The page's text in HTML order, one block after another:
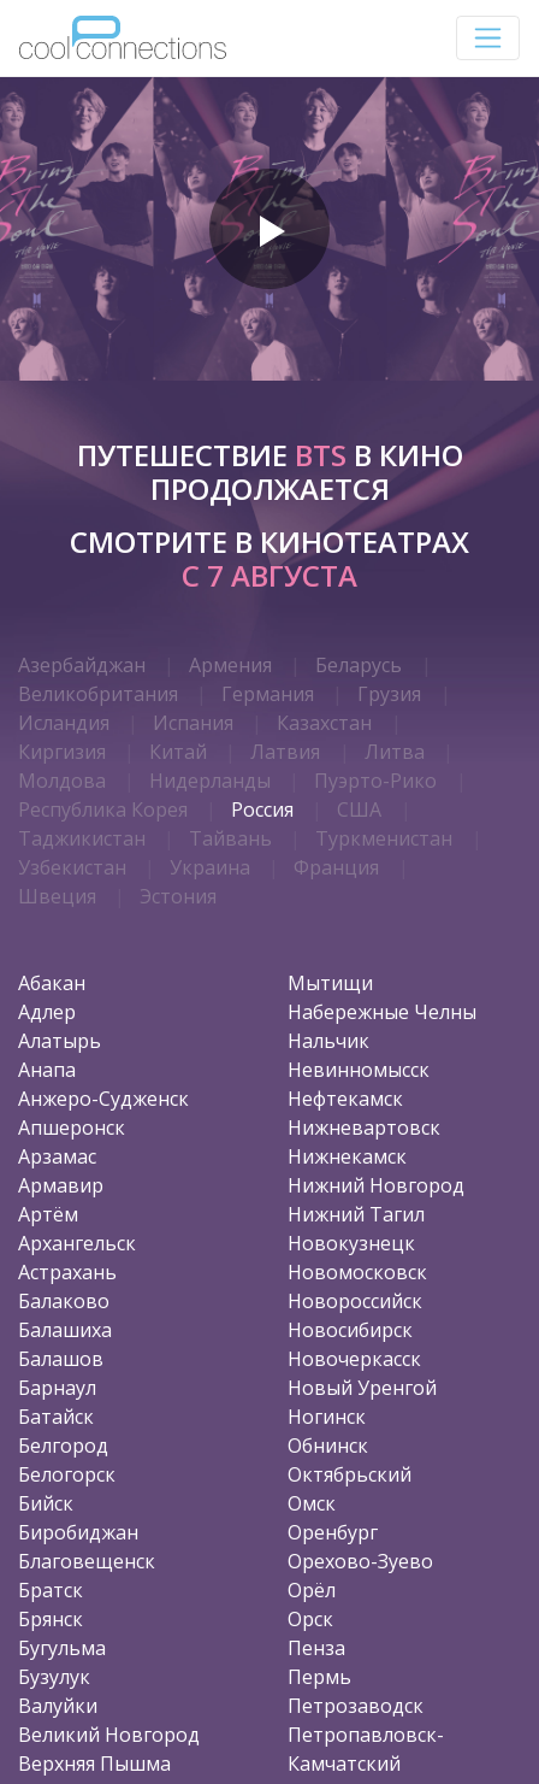
ПУТЕШЕСТВИЕ BTS В КИНО
ПРОДОЛЖАЕТСЯ
СМОТРИТЕ В КИНОТЕАТРАХ
С 7 АВГУСТА
Азербайджан Армения
Беларусь
Великобритания
Германия
Грузия
Исландия
Испания
Казахстан
Киргизия
Китай Латвия
Литва
Молдова
Нидерланды
Пуэрто-Рико
Республика Корея
Россия
США
Таджикистан
Тайвань
Туркменистан
Узбекистан
Украина
Франция
Швеция
Эстония
Абакан
Адлер
Алатырь
Анапа
Анжеро-Судженск
Апшеронск
Арзамас
Армавир
Артём
Архангельск
Астрахань
Балаково
Балашиха
Балашов
Барнаул
Батайск
Белгород
Белогорск
Бийск
Биробиджан
Благовещенск
Братск
Брянск
Бугульма
Бузулук
Валуйки
Великий Новгород
Верхняя Пышма
Мытищи
Набережные Челны
Нальчик
Невинномысск
Нефтекамск
Нижневартовск
Нижнекамск
Нижний Новгород
Нижний Тагил
Новокузнецк
Новомосковск
Новороссийск
Новосибирск
Новочеркасск
Новый Уренгой
Ногинск
Обнинск
Октябрьский
Омск
Оренбург
Орехово-Зуево
Орёл
Орск
Пенза
Пермь
Петрозаводск
Петропавловск-
Камчатский